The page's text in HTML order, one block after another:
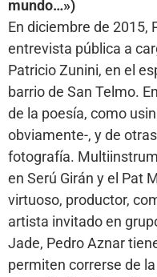
mundo…»)
En diciembre de 2015,
entrevista pública a
Patricio Zunini, en el
barrio de San Telmo.
de la poesía, como
obviamente-, y de
fotografía.
en Serú Girán y el Pat
virtuoso, productor,
artista invitado en
Jade, Pedro Aznar
permiten correrse de